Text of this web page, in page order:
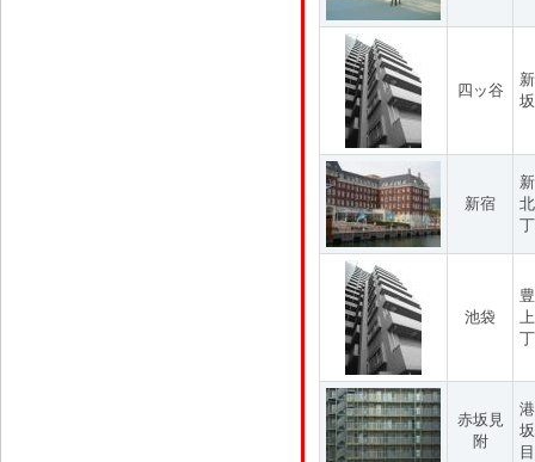
四ッ谷
新宿
池袋
赤坂見
附
目